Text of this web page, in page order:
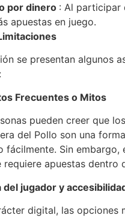
por dinero : Al participar
apuestas en juego.
se presentan algunos
Frecuentes o Mitos
pueden creer que
del Pollo son una
fácilmente. Sin embargo,
requiere apuestas dentro
del jugador y
digital, las opciones